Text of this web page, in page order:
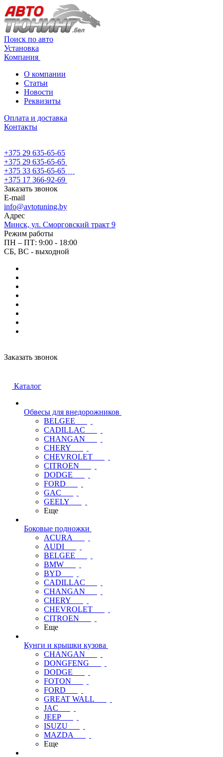
Поиск по авто
Установка
Компания
О компании
Статьи
Новости
Реквизиты
Оплата и доставка
Контакты
+375 29 635-65-65
+375 29 635-65-65
+375 33 635-65-65
+375 17 366-92-69
Заказать звонок
E-mail
info@avtotuning.by
Адрес
Минск, ул. Сморговский тракт 9
Режим работы
ПН – ПТ: 9:00 - 18:00
СБ, ВС - выходной
Заказать звонок
Каталог
Обвесы для внедорожников
BELGEE
CADILLAC
CHANGAN
CHERY
CHEVROLET
CITROEN
DODGE
FORD
GAC
GEELY
Еще
Боковые подножки
ACURA
AUDI
BELGEE
BMW
BYD
CADILLAC
CHANGAN
CHERY
CHEVROLET
CITROEN
Еще
Кунги и крышки кузова
CHANGAN
DONGFENG
DODGE
FOTON
FORD
GREAT WALL
JAC
JEEP
ISUZU
MAZDA
Еще